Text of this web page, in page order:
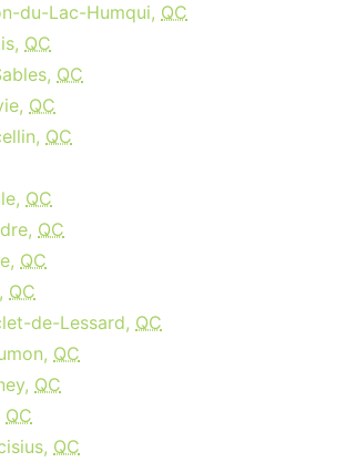
du-Lac-Humqui, QC
QC
QC
QC
QC
QC
QC
QC
QC
de-Lessard, QC
QC
QC
QC
QC